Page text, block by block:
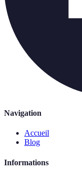
Navigation
Accueil
Blog
Informations